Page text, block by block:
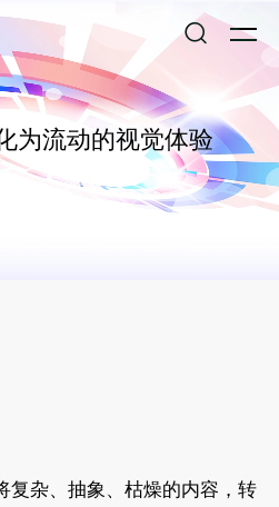
为流动的视觉体验
复杂、抽象、枯燥的内容，转